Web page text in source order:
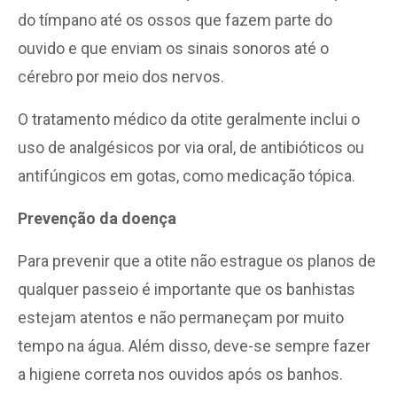
do tímpano até os ossos que fazem parte do
ouvido e que enviam os sinais sonoros até o
cérebro por meio dos nervos.
O tratamento médico da otite geralmente inclui o
uso de analgésicos por via oral, de antibióticos ou
antifúngicos em gotas, como medicação tópica.
Prevenção da doença
Para prevenir que a otite não estrague os planos de
qualquer passeio é importante que os banhistas
estejam atentos e não permaneçam por muito
tempo na água. Além disso, deve-se sempre fazer
a higiene correta nos ouvidos após os banhos.